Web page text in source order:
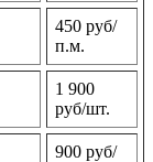
450 руб/
п.м.
1 900
руб/шт.
900 руб/